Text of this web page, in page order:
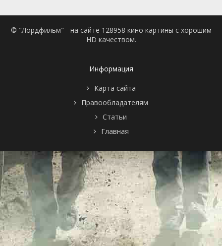
© "Лордфильм" - на сайте 128958 кино картины с хорошим
HD качеством.
Информация
Карта сайта
Правообладателям
Статьи
Главная